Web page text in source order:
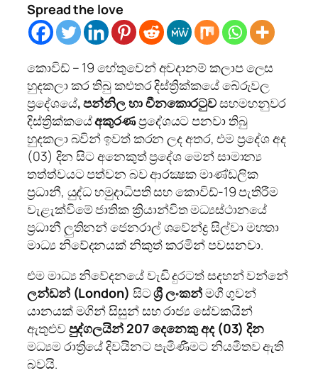
Spread the love
කොවිඩ් – 19 හේතුවෙන් අවදානම් කලාප ලෙස
හුදකලා කර තිබු කළුතර දිස්ත්‍රික්කයේ බේරුවල
ප්‍රදේශයේ, පන්නිල හා චීනකොරටුවසහමහනුවර
දිස්ත්‍රික්කයේඅකුරණප්‍රදේශයට පනවා තිබු
හුදකලා බවින් ඉවත් කරන ලද අතර, එම ප්‍රදේශ අද
(03) දින සිට අනෙකුත් ප්‍රදේශ මෙන් සාමාන්‍ය
තත්ත්වයට පත්වන බව ආරක්‍ෂක මාණ්ඩලික
ප්‍රධානී, යුද්ධ හමුදාධිපති සහ කොවිඩ්-19 පැතිරීම
වැළැක්විමේ ජාතික ක්‍රියාන්විත මධ්‍යස්ථානයේ
ප්‍රධානී ලුතිනන් ජෙනරාල් ශවේන්ද්‍ර සිල්වා මහතා
මාධ්‍ය නිවේදනයක් නිකුත් කරමින් පවසනවා.
එම මාධ්‍ය නිවේදනයේ වැඩි දුරටත් සදහන් වන්නේ
ලන්ඩන් (London) සිටශ්‍රී ලංකන්මගී ගුවන්
යානයක් මගින් සිසුන් සහ රාජ්‍ය සේවකයින්
ඇතුළුවපුද්ගලයින් 207දෙනෙකුඅද (03)දින
මධ්‍යම රාත්‍රියේ දිවයිනට පැමිණීමට නියමිතව ඇති
බවයි.